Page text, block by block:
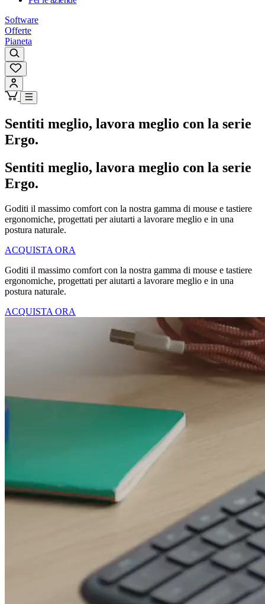
Software
Offerte
Pianeta
Sentiti meglio, lavora meglio con la serie
Ergo.
Sentiti meglio, lavora meglio con la serie
Ergo.
Goditi il massimo comfort con la nostra gamma di mouse e tastiere
ergonomiche, progettati per aiutarti a lavorare meglio e in una
postura naturale.
ACQUISTA ORA
Goditi il massimo comfort con la nostra gamma di mouse e tastiere
ergonomiche, progettati per aiutarti a lavorare meglio e in una
postura naturale.
ACQUISTA ORA